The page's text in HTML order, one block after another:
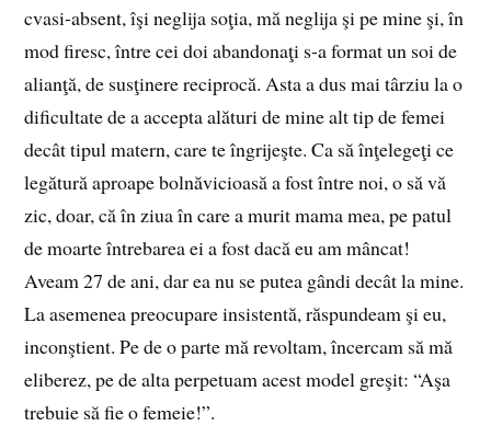
cvasi-absent, îşi neglija soţia, mă ne­glija şi pe mine şi, în
mod firesc, între cei doi aban­donaţi s-a format un soi de
alianţă, de susţinere reci­procă. Asta a dus mai târziu la o
dificultate de a accepta alături de mine alt tip de femei
decât tipul matern, care te îngrijeşte. Ca să înţelegeţi ce
legătură aproape bolnăvicioasă a fost între noi, o să vă
zic, doar, că în ziua în care a murit mama mea, pe patul
de moarte întrebarea ei a fost dacă eu am mâncat!
Aveam 27 de ani, dar ea nu se putea gândi de­cât la mine.
La ase­menea pre­ocupare in­sistentă, răspun­deam şi eu,
in­con­ştient. Pe de o par­te mă revol­tam, în­cer­cam să mă
eliberez, pe de alta per­pe­tuam acest mo­del greşit: “Aşa
tre­buie să fie o femeie!”.